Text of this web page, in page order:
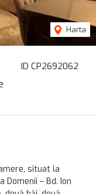
ID CP2692062
Harta
situat la
Domenii – Bd. Ion